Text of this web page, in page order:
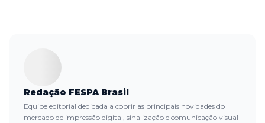
Redação FESPA Brasil
Equipe editorial dedicada a cobrir as principais novidades do
mercado de impressão digital, sinalização e comunicação visual